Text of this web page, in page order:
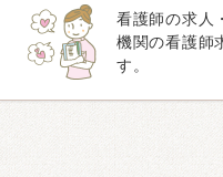
看護師の求人
機関の看護師
す。